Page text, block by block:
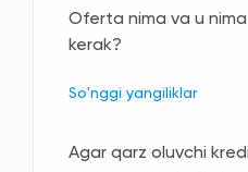
Oferta nima va u
kerak?
So'nggi yangiliklar
Agar qarz oluvchi